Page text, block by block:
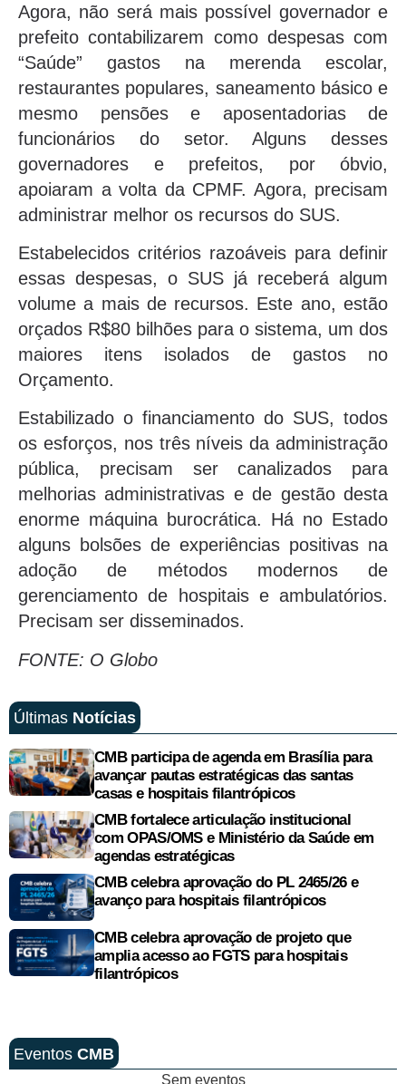
Agora, não será mais possível governador e
prefeito contabilizarem como despesas com
“Saúde” gastos na merenda escolar,
restaurantes populares, saneamento básico e
mesmo pensões e aposentadorias de
funcionários do setor. Alguns desses
governadores e prefeitos, por óbvio,
apoiaram a volta da CPMF. Agora, precisam
administrar melhor os recursos do SUS.
Estabelecidos critérios razoáveis para definir
essas despesas, o SUS já receberá algum
volume a mais de recursos. Este ano, estão
orçados R$80 bilhões para o sistema, um dos
maiores itens isolados de gastos no
Orçamento.
Estabilizado o financiamento do SUS, todos
os esforços, nos três níveis da administração
pública, precisam ser canalizados para
melhorias administrativas e de gestão desta
enorme máquina burocrática. Há no Estado
alguns bolsões de experiências positivas na
adoção de métodos modernos de
gerenciamento de hospitais e ambulatórios.
Precisam ser disseminados.
FONTE: O Globo
Últimas Notícias
CMB participa de agenda em Brasília para
avançar pautas estratégicas das santas
casas e hospitais filantrópicos
CMB fortalece articulação institucional
com OPAS/OMS e Ministério da Saúde em
agendas estratégicas
CMB celebra aprovação do PL 2465/26 e
avanço para hospitais filantrópicos
CMB celebra aprovação de projeto que
amplia acesso ao FGTS para hospitais
filantrópicos
Eventos CMB
Sem eventos